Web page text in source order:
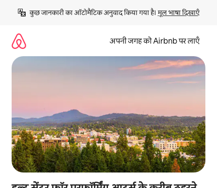
छोड़कर
कॉन्टेंट
कुछ जानकारी का ऑटोमैटिक अनुवाद किया गया है। मूल भाषा दिखाएँ
अपनी जगह को Airbnb पर लाएँ